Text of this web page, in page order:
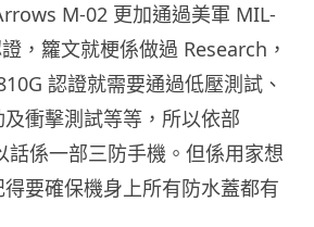
M-02 更加通過美軍 MIL-
，籮文就梗係做過 Research，
認證就需要通過低壓測試、
衝擊測試等等，所以依部
係一部三防手機。但係用家想
要確保機身上所有防水蓋都有